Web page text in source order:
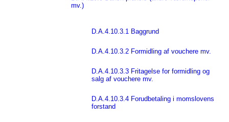
mv.)
D.A.4.10.3.1 Baggrund
D.A.4.10.3.2 Formidling af vouchere mv.
D.A.4.10.3.3 Fritagelse for formidling og
salg af vouchere mv.
D.A.4.10.3.4 Forudbetaling i momslovens
forstand